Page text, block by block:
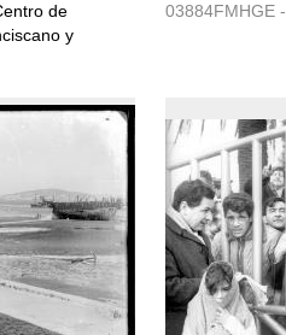
de
y
03884FMHGE -